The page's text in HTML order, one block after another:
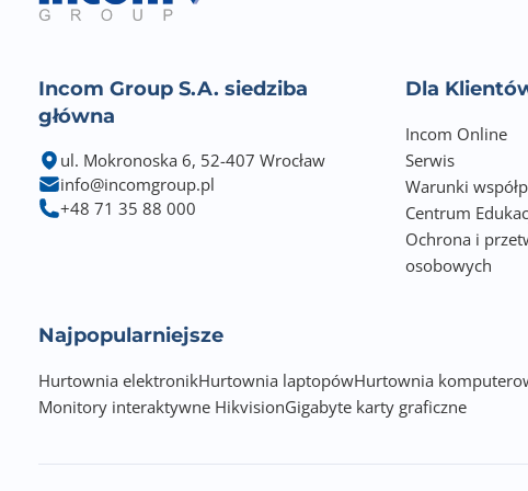
Incom Group S.A. siedziba
główna
ul. Mokronoska 6, 52-407 Wrocław
info@incomgroup.pl
+48 71 35 88 000
Dla
Incom Online
Serwis
Warunki
Centrum
Ochrona i
osobowych
Najpopularniejsze
Hurtownia elektronikHurtownia laptopówHurtownia
Monitory interaktywne HikvisionGigabyte karty graficzne